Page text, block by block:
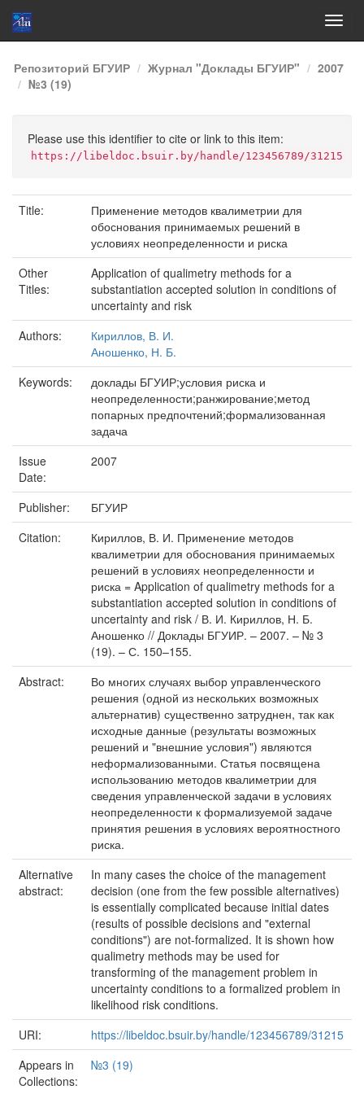
Skip
navigation
Репозиторий БГУИР Журнал "Доклады БГУИР"
2007
№3 (19)
Please use this identifier to cite or link to this item:
https://libeldoc.bsuir.by/handle/123456789/31215
Title:
Применение методов квалиметрии для
обоснования принимаемых решений в
условиях неопределенности и риска
Other
Titles:
Application of qualimetry methods for a
substantiation accepted solution in conditions of
uncertainty and risk
Authors:
Кириллов, В. И.
Аношенко, Н. Б.
Keywords:
доклады БГУИР;условия риска и
неопределенности;ранжирование;метод
попарных предпочтений;формализованная
задача
Issue
Date:
2007
Publisher:
БГУИР
Citation:
Кириллов, В. И. Применение методов
квалиметрии для обоснования принимаемых
решений в условиях неопределенности и
риска = Application of qualimetry methods for a
substantiation accepted solution in conditions of
uncertainty and risk / В. И. Кириллов, Н. Б.
Аношенко // Доклады БГУИР. – 2007. – № 3
(19). – С. 150–155.
Abstract:
Во многих случаях выбор управленческого
решения (одной из нескольких возможных
альтернатив) существенно затруднен, так как
исходные данные (результаты возможных
решений и "внешние условия") являются
неформализованными. Статья посвящена
использованию методов квалиметрии для
сведения управленческой задачи в условиях
неопределенности к формализуемой задаче
принятия решения в условиях вероятностного
риска.
Alternative
abstract:
In many cases the choice of the management
decision (one from the few possible alternatives)
is essentially complicated because initial dates
(results of possible decisions and "external
conditions") are not-formalized. It is shown how
qualimetry methods may be used for
transforming of the management problem in
uncertainty conditions to a formalized problem in
likelihood risk conditions.
URI:
https://libeldoc.bsuir.by/handle/123456789/31215
Appears in
Collections:
№3 (19)